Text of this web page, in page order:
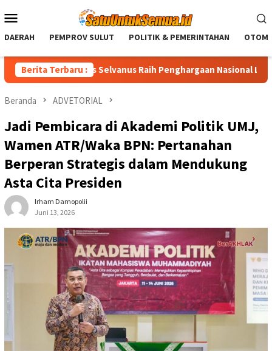
ke
Mobile
DAERAH PEMPROV SULUT POLITIK & PEMERINTAHAN
Berita Terbaru :
Yulius Selvanus Raih Penghargaan Nasional LPM RI
Beranda ADVETORIAL
Jadi Pembicara di Akademi Politik UMJ,
Wamen ATR/Waka BPN: Pertanahan
Berperan Strategis dalam Mendukung
Asta Cita Presiden
Irham Damopolii
Juni 13, 2026